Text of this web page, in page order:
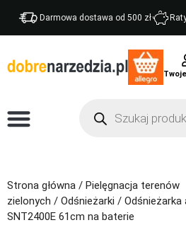
Darmowa dostawa od 500 zł
Strona główna / Pielęgnacja terenów
zielonych / Odśnieżarki / Odśnieżarka
SNT2400E 61cm na baterie